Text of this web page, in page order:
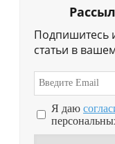
Подпишитесь
статьи в
Я даю